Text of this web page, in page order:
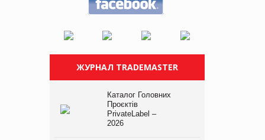
ЖУРНАЛ TRADEMASTER
Каталог Головних
Проєктів
PrivateLabel –
2026